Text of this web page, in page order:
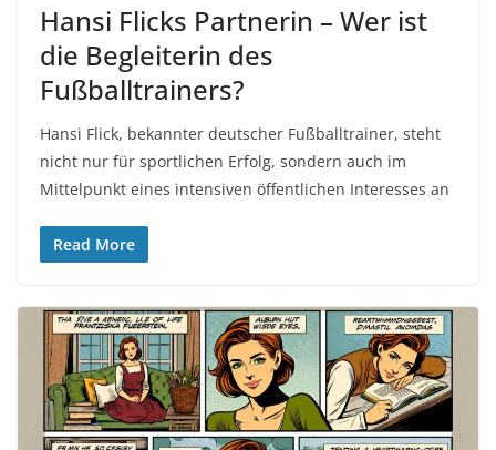
Hansi Flicks Partnerin – Wer ist
die Begleiterin des
Fußballtrainers?
Hansi Flick, bekannter deutscher Fußballtrainer, steht
nicht nur für sportlichen Erfolg, sondern auch im
Mittelpunkt eines intensiven öffentlichen Interesses an
Read More